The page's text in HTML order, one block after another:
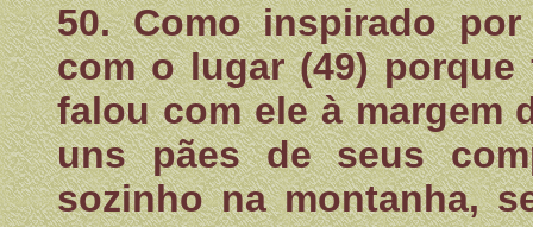
50. Como inspirado
com o lugar (49)
falou com ele à margem
uns pães de seus
sozinho na montanha,